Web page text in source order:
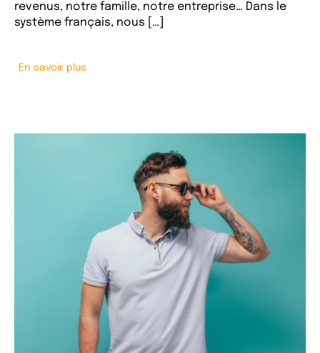
revenus, notre famille, notre entreprise… Dans le
système français, nous […]
En savoir plus